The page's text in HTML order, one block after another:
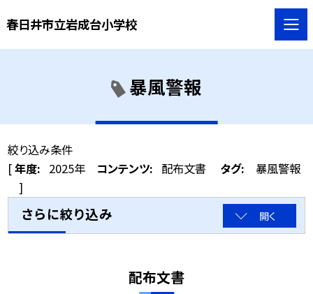
春日井市立岩成台小学校
暴風警報
絞り込み条件
[年度: 2025年 コンテンツ: 配布文書 タグ:
暴風警報
]
さらに絞り込み 開く
配布文書